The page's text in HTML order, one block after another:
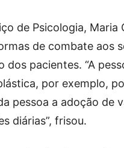
de Psicologia, Maria
de combate aos
dos pacientes. “A
por exemplo,
pessoa a adoção de
diárias”, frisou.